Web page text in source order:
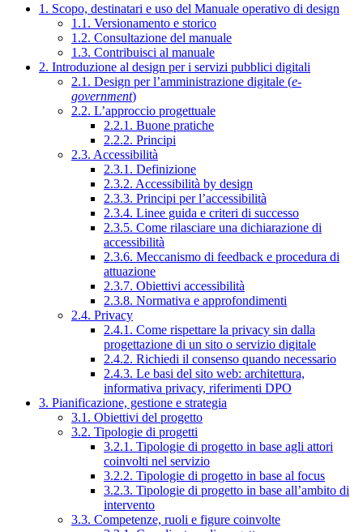
1. Scopo, destinatari e uso del Manuale operativo di design
1.1. Versionamento e storico
1.2. Consultazione del manuale
1.3. Contribuisci al manuale
2. Introduzione al design per i servizi pubblici digitali
2.1. Design per l’amministrazione digitale (e-
government)
2.2. L’approccio progettuale
2.2.1. Buone pratiche
2.2.2. Principi
2.3. Accessibilità
2.3.1. Definizione
2.3.2. Accessibilità by design
2.3.3. Principi per l’accessibilità
2.3.4. Linee guida e criteri di successo
2.3.5. Come rilasciare una dichiarazione di
accessibilità
2.3.6. Meccanismo di feedback e procedura di
attuazione
2.3.7. Obiettivi accessibilità
2.3.8. Normativa e approfondimenti
2.4. Privacy
2.4.1. Come rispettare la privacy sin dalla
progettazione di un sito o servizio digitale
2.4.2. Richiedi il consenso quando necessario
2.4.3. Le basi del sito web: architettura,
informativa privacy, riferimenti DPO
3. Pianificazione, gestione e strategia
3.1. Obiettivi del progetto
3.2. Tipologie di progetti
3.2.1. Tipologie di progetto in base agli attori
coinvolti nel servizio
3.2.2. Tipologie di progetto in base al focus
3.2.3. Tipologie di progetto in base all’ambito di
intervento
3.3. Competenze, ruoli e figure coinvolte